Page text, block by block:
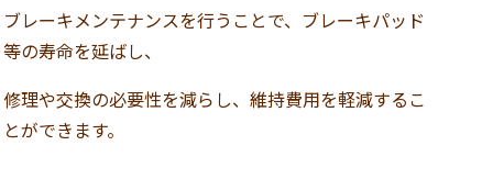
ブレーキメンテナンスを行うことで、ブレーキパッド
等の寿命を延ばし、
修理や交換の必要性を減らし、維持費用を軽減するこ
とができます。